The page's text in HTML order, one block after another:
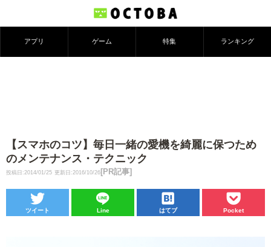
アプリ ゲーム 特集 ランキング
【スマホのコツ】毎日一緒の愛機を綺麗に保つため
のメンテナンス・テクニック
投稿日:2014/01/25 更新日:2016/10/26 [PR記事]
ツイート Line はてブ Pocket